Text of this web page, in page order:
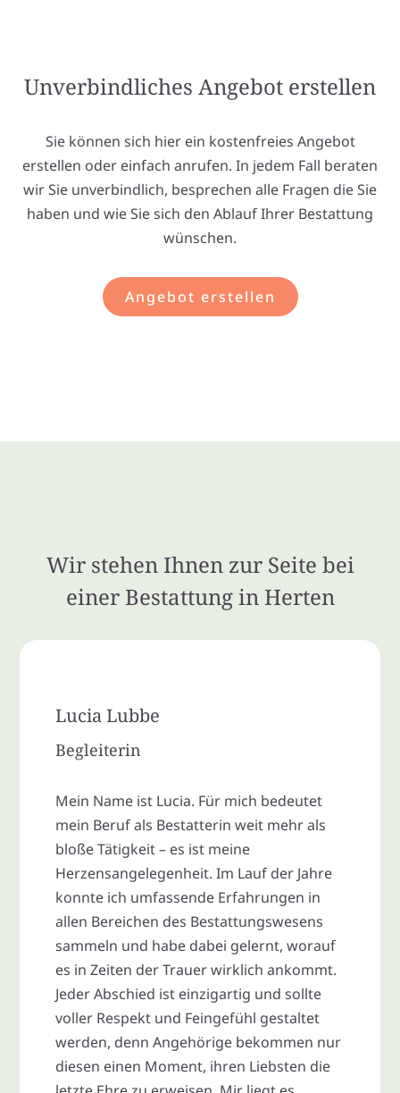
Unverbindliches Angebot erstellen
Sie können sich hier ein kostenfreies Angebot
erstellen oder einfach anrufen. In jedem Fall beraten
wir Sie unverbindlich, besprechen alle Fragen die Sie
haben und wie Sie sich den Ablauf Ihrer Bestattung
wünschen.
Angebot erstellen
Wir stehen Ihnen zur Seite bei
einer Bestattung in Herten
Lucia Lubbe
Begleiterin
Mein Name ist Lucia. Für mich bedeutet
mein Beruf als Bestatterin weit mehr als
bloße Tätigkeit – es ist meine
Herzensangelegenheit. Im Lauf der Jahre
konnte ich umfassende Erfahrungen in
allen Bereichen des Bestattungswesens
sammeln und habe dabei gelernt, worauf
es in Zeiten der Trauer wirklich ankommt.
Jeder Abschied ist einzigartig und sollte
voller Respekt und Feingefühl gestaltet
werden, denn Angehörige bekommen nur
diesen einen Moment, ihren Liebsten die